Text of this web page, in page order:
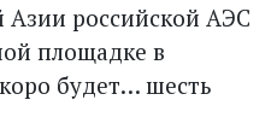
Азии российской АЭС
площадке в
будет… шесть